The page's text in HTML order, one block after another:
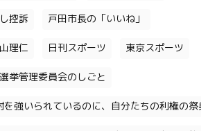
控訴 戸田市長の「いいね」
理仁 日刊スポーツ 東京スポーツ
選挙管理委員会のしごと
強いられているのに、自分たちの利権の祭